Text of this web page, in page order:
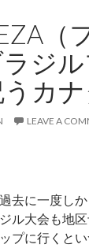
（
ジ
カ
LEAVE A
去に一度し
ル大会も地
プに行くと